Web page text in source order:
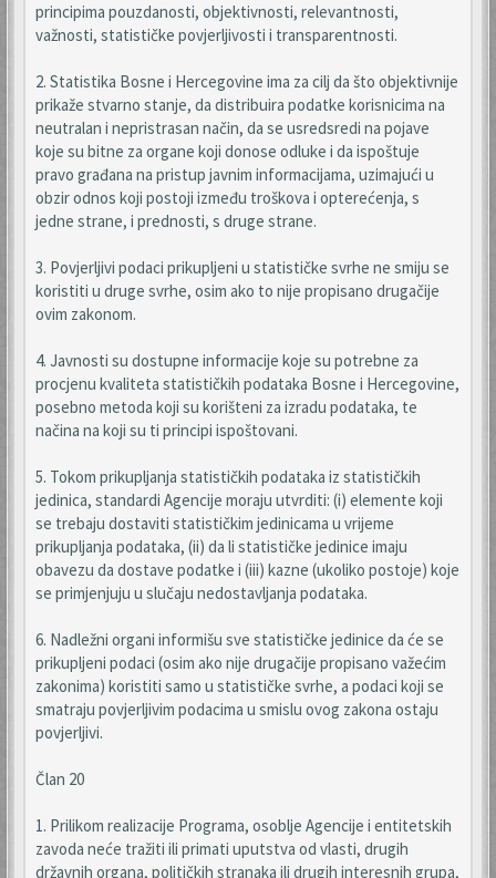
principima pouzdanosti, objektivnosti, relevantnosti,
važnosti, statističke povjerljivosti i transparentnosti.
2. Statistika Bosne i Hercegovine ima za cilj da što objektivnije
prikaže stvarno stanje, da distribuira podatke korisnicima na
neutralan i nepristrasan način, da se usredsredi na pojave
koje su bitne za organe koji donose odluke i da ispoštuje
pravo građana na pristup javnim informacijama, uzimajući u
obzir odnos koji postoji između troškova i opterećenja, s
jedne strane, i prednosti, s druge strane.
3. Povjerljivi podaci prikupljeni u statističke svrhe ne smiju se
koristiti u druge svrhe, osim ako to nije propisano drugačije
ovim zakonom.
4. Javnosti su dostupne informacije koje su potrebne za
procjenu kvaliteta statističkih podataka Bosne i Hercegovine,
posebno metoda koji su korišteni za izradu podataka, te
načina na koji su ti principi ispoštovani.
5. Tokom prikupljanja statističkih podataka iz statističkih
jedinica, standardi Agencije moraju utvrditi: (i) elemente koji
se trebaju dostaviti statističkim jedinicama u vrijeme
prikupljanja podataka, (ii) da li statističke jedinice imaju
obavezu da dostave podatke i (iii) kazne (ukoliko postoje) koje
se primjenjuju u slučaju nedostavljanja podataka.
6. Nadležni organi informišu sve statističke jedinice da će se
prikupljeni podaci (osim ako nije drugačije propisano važećim
zakonima) koristiti samo u statističke svrhe, a podaci koji se
smatraju povjerljivim podacima u smislu ovog zakona ostaju
povjerljivi.
Član 20
1. Prilikom realizacije Programa, osoblje Agencije i entitetskih
zavoda neće tražiti ili primati uputstva od vlasti, drugih
državnih organa, političkih stranaka ili drugih interesnih grupa,